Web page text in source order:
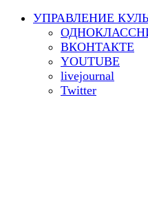
УПРАВЛЕНИЕ
ВКОНТАКТЕ
YOUTUBE
livejournal
Twitter